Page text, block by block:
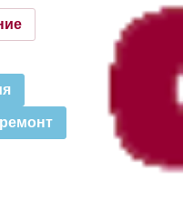
ремонт